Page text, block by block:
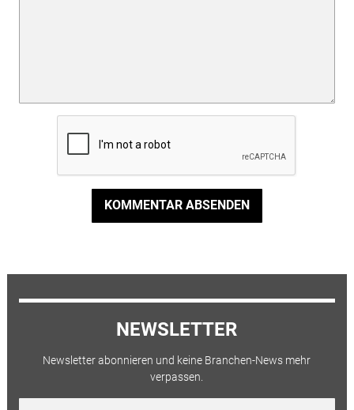
KOMMENTAR ABSENDEN
NEWSLETTER
Newsletter abonnieren und keine Branchen-News mehr
verpassen.